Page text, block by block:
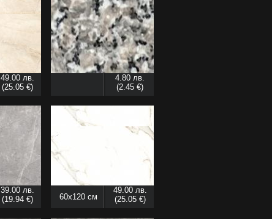
49.00 лв.
(25.05 €)
4.80 лв.
(2.45 €)
39.00 лв.
(19.94 €)
60x120 см
49.00 лв.
(25.05 €)